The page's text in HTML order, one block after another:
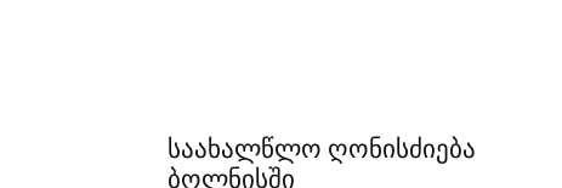
საახალწლო ღონისძიება
ბოლნისში